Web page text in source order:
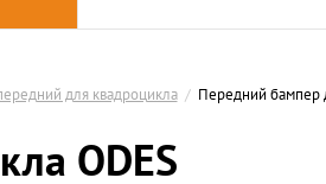
для квадроцикла / Передний бампер
ODES